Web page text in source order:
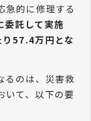
急的に修理する
委託して実施
り57.4万円とな
るのは、災害救
いて、以下の要